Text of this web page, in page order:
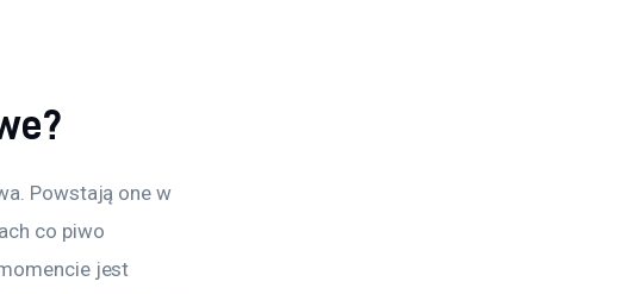
Powstają one w
co piwo
jest